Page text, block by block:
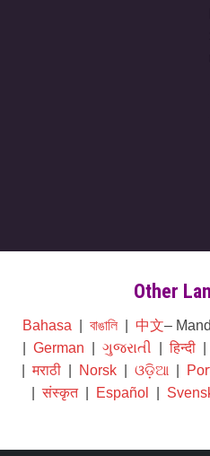
Other
Bahasa বাঙালি 中文–
German ગુજરાતી |हिन्दी|
|मराठी| Norsk| ଓଡ଼ିଆ|
|संस्कृत| Español